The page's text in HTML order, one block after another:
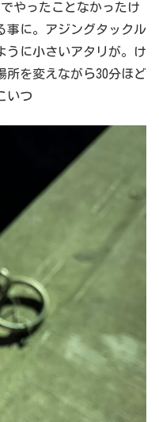
やったことなかったけ
事に。アジングタックル
うに小さいアタリが。け
所を変えながら30分ほど
いつ